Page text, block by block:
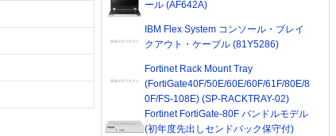
ール (AF642A)
IBM Flex System コンソール・ブレイ
クアウト・ケーブル (81Y5286)
Fortinet Rack Mount Tray
(FortiGate40F/50E/60E/60F/61F/80E/8
0F/FS-108E) (SP-RACKTRAY-02)
Fortinet FortiGate-80F バンドルモデル
(初年度先出しセンドバック保守付)